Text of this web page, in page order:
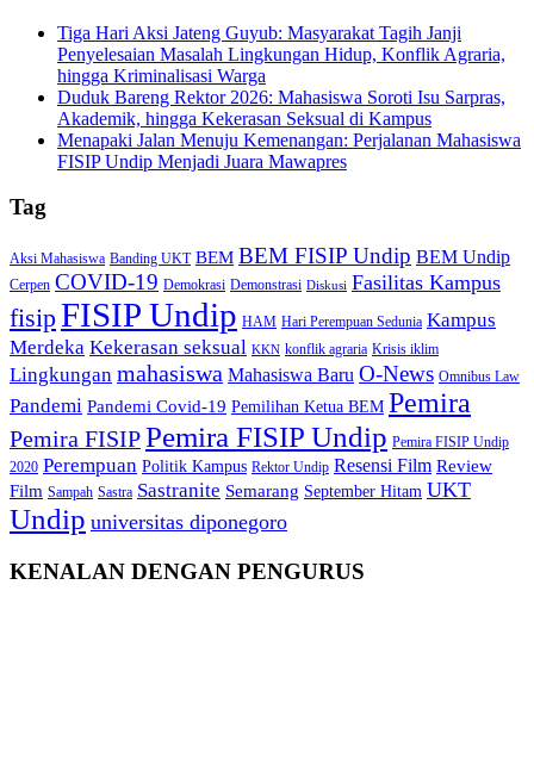
Tiga Hari Aksi Jateng Guyub: Masyarakat Tagih Janji
Penyelesaian Masalah Lingkungan Hidup, Konflik Agraria,
hingga Kriminalisasi Warga
Duduk Bareng Rektor 2026: Mahasiswa Soroti Isu Sarpras,
Akademik, hingga Kekerasan Seksual di Kampus
Menapaki Jalan Menuju Kemenangan: Perjalanan Mahasiswa
FISIP Undip Menjadi Juara Mawapres
Tag
Aksi Mahasiswa Banding UKT BEM BEM FISIP Undip BEM Undip
Cerpen COVID-19 Demokrasi Demonstrasi Diskusi Fasilitas Kampus
fisipFISIP Undip HAM Hari Perempuan Sedunia Kampus
Merdeka Kekerasan seksual KKN konflik agraria Krisis iklim
Lingkungan mahasiswa Mahasiswa Baru O-News Omnibus Law
Pandemi Pandemi Covid-19 Pemilihan Ketua BEM Pemira
Pemira FISIPPemira FISIP Undip Pemira FISIP Undip
2020 Perempuan Politik Kampus Rektor Undip Resensi Film Review
Film Sampah Sastra Sastranite Semarang September Hitam UKT
Undip universitas diponegoro
KENALAN DENGAN PENGURUS